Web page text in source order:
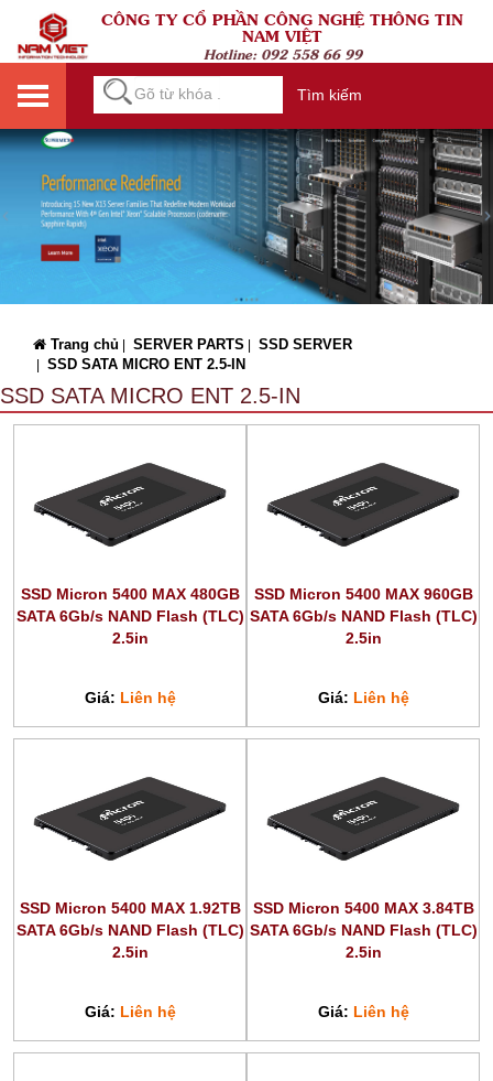
CÔNG TY CỔ PHẦN CÔNG NGHỆ THÔNG TIN
NAM VIỆT
Hotline: 092 558 66 99
Tìm kiếm
Trang chủ SERVER PARTS SSD SERVER
SSD SATA MICRO ENT 2.5-IN
SSD SATA MICRO ENT 2.5-IN
SSD Micron 5400 MAX 480GB
SATA 6Gb/s NAND Flash (TLC)
2.5in
Giá: Liên hệ
SSD Micron 5400 MAX 960GB
SATA 6Gb/s NAND Flash (TLC)
2.5in
Giá: Liên hệ
SSD Micron 5400 MAX 1.92TB
SATA 6Gb/s NAND Flash (TLC)
2.5in
Giá: Liên hệ
SSD Micron 5400 MAX 3.84TB
SATA 6Gb/s NAND Flash (TLC)
2.5in
Giá: Liên hệ